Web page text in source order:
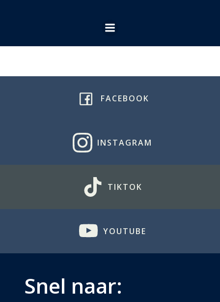
de
FACEBOOK
INSTAGRAM
TIKTOK
YOUTUBE
Snel naar: